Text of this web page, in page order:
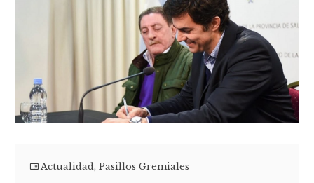
Actualidad,Pasillos Gremiales